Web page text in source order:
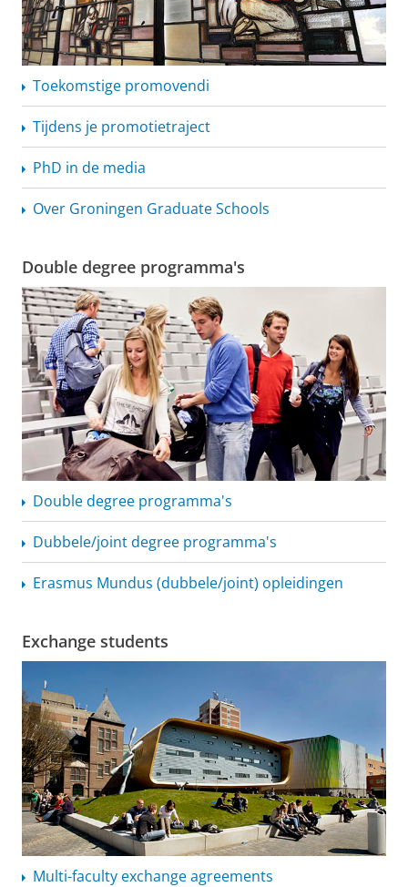
Toekomstige promovendi
Tijdens je promotietraject
PhD in de media
Over Groningen Graduate Schools
Double degree programma's
Double degree programma's
Dubbele/joint degree programma's
Erasmus Mundus (dubbele/joint) opleidingen
Exchange students
Multi-faculty exchange agreements